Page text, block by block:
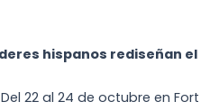
hispanos rediseñan el
22 al 24 de octubre en Fort